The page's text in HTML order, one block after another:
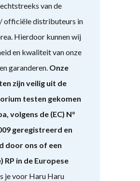
van de
officiële distributeurs in
Hierdoor kunnen wij
en kwaliteit van onze
garanderen. Onze
zijn veilig uit de
testen gekomen
volgens de (EC) N°
geregistreerd en
door ons of een
RP in de Europese
je voor Haru Haru